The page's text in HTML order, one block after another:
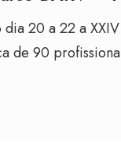
20 a 22 a
de 90